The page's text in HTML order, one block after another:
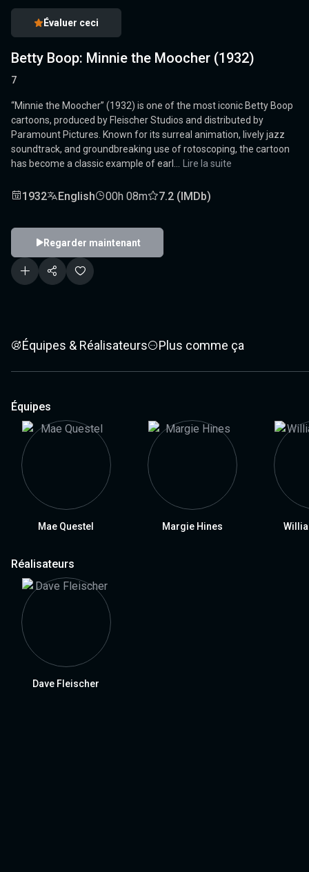
Évaluer ceci
Betty Boop: Minnie the Moocher (1932)
7
“Minnie the Moocher” (1932) is one of the most iconic Betty Boop
cartoons, produced by Fleischer Studios and distributed by
Paramount Pictures. Known for its surreal animation, lively jazz
soundtrack, and groundbreaking use of rotoscoping, the cartoon
has become a classic example of earl... Lire la suite
1932 English 00h 08m 7.2 (IMDb)
Regarder maintenant
Équipes & Réalisateurs Plus comme ça
Équipes
Mae Questel Margie Hines
Réalisateurs
Dave Fleischer